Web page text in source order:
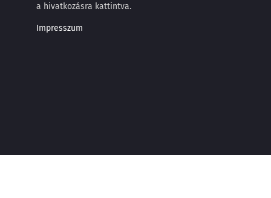
a hivatkozásra kattintva.
Impresszum